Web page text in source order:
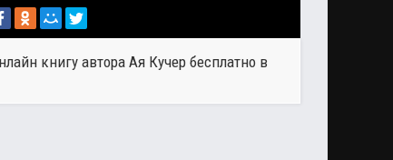
книгу автора Ая Кучер бесплатно в